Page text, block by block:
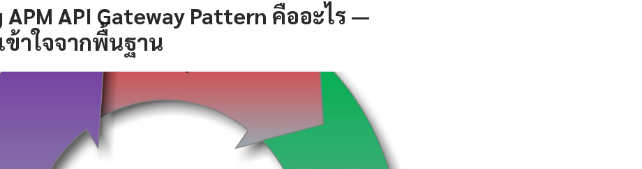
APM API Gateway Pattern คืออะไร —
ข้าใจจากพื้นฐาน